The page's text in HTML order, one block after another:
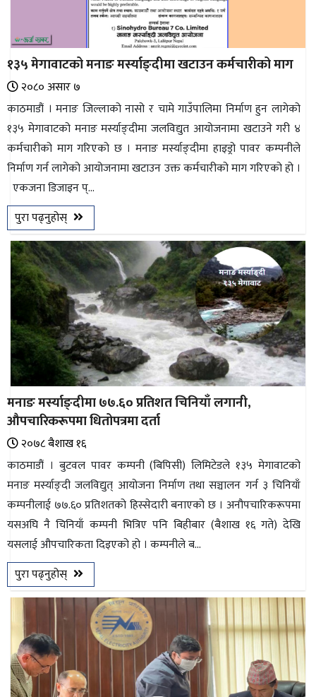
१३५ मेगावाटको मनाङ मर्स्याङ्दीमा खटाउन कर्मचारीको माग
२०८० असार ७
काठमाडौं । मनाङ जिल्लाको नासो र चामे गाउँपालिमा निर्माण हुन लागेको
१३५ मेगावाटको मनाङ मर्स्याङ्दीमा जलविद्युत आयोजनामा खटाउने गरी ४
कर्मचारीको माग गरिएको छ । मनाङ मर्स्याङ्दीमा हाइड्रो पावर कम्पनीले
निर्माण गर्न लागेको आयोजनामा खटाउन उक्त कर्मचारीको माग गरिएको हो ।
एकजना डिजाइन प्...
पुरा पढ्नुहोस्
मनाङ मर्स्याङ्दीमा ७७.६० प्रतिशत चिनियाँ लगानी,
औपचारिकरूपमा धितोपत्रमा दर्ता
२०७८ ब‌ैशाख १६
काठमाडौं । बुटवल पावर कम्पनी (बिपिसी) लिमिटेडले १३५ मेगावाटको
मनाङ मर्स्याङ्दी जलविद्युत् आयोजना निर्माण तथा सञ्चालन गर्न ३ चिनियाँ
कम्पनीलाई ७७.६० प्रतिशतको हिस्सेदारी बनाएको छ । अनौपचारिकरूपमा
यसअघि नै चिनियाँ कम्पनी भित्रिए पनि बिहीबार (बैशाख १६ गते) देखि
यसलाई औपचारिकता दिइएको हो । कम्पनीले ब...
पुरा पढ्नुहोस्